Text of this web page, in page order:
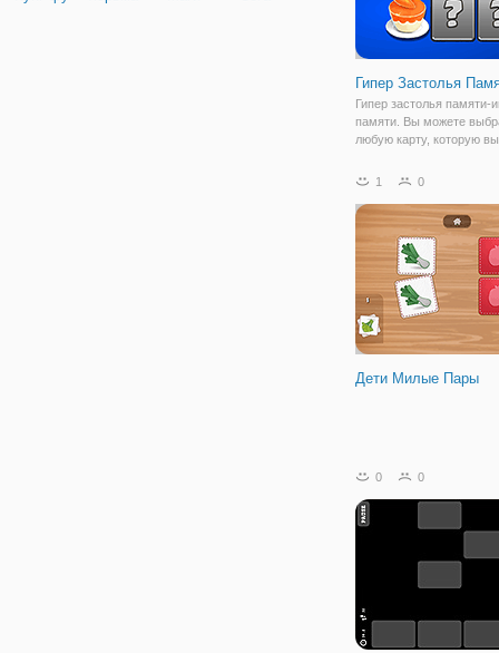
Гипер Застолья
Гипер застолья памяти-
памяти. Вы можете
любую карту, которую
быть той же карты вы
закрыл. Вы должны
мозг мышцы
1 0
Дети Милые Пары
0 0